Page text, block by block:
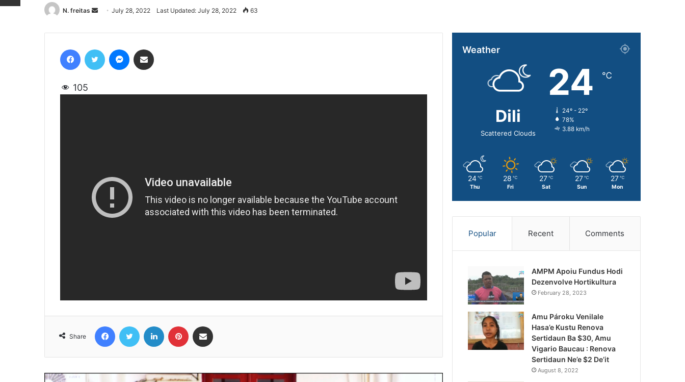
N. freitas
Send
email
July 28, 2022 Last Updated: July 28, 2022 63
105
Share
Weather
Dili
Scattered Clouds
24 ℃
24º - 22º
78%
3.88 km/h
24 ℃
Thu
28 ℃
Fri
27 ℃
Sat
27 ℃
Sun
27 ℃
Mon
Popular Recent Comments
AMPM Apoiu Fundus Hodi
Dezenvolve Hortikultura
February 28, 2023
Amu Pároku Venilale
Hasa’e Kustu Renova
Sertidaun Ba $30, Amu
Vigario Baucau : Renova
Sertidaun Ne’e $2 De’it
August 8, 2022